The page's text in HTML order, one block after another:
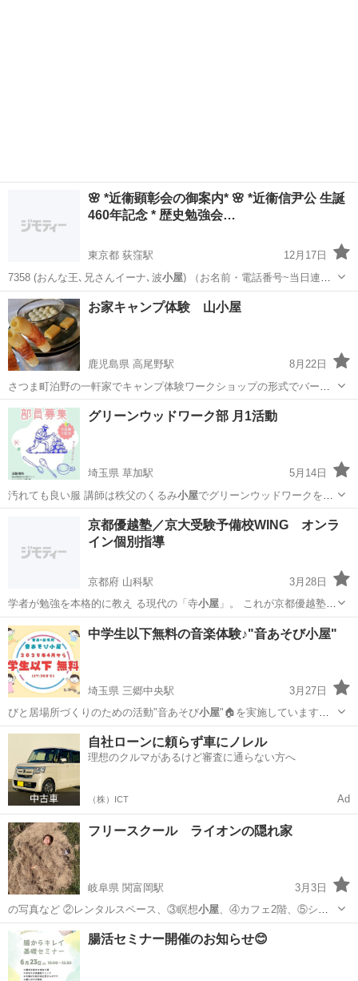
🌸 *近衞顕彰会の御案内* 🌸 *近衞信尹公 生誕
460年記念 * 歴史勉強会…
東京都 荻窪駅
12月17日
7358 (おんな王､兄さんイーナ､波小屋) （お名前・電話番号~当日連絡
用・…
東京 杉並区 荻窪駅 日本文化 文化
お家キャンプ体験 山小屋
鹿児島県 高尾野駅
8月22日
さつま町泊野の一軒家でキャンプ体験ワークショップの形式でバーベ
キュー等を楽しんでいただけます。 ご利用には予約が必要です。 ホー
ムページ https://indoor-camping-yamagoya.jimdofree.c...
鹿児島 薩摩郡 高尾野駅 その他 燻製
グリーンウッドワーク部 月1活動
埼玉県 草加駅
5月14日
汚れても良い服 講師は秩父のくるみ小屋でグリーンウッドワークを長
年続けて来ら…
草加駅 木工 電動工具
京都優越塾／京大受験予備校WING オンラ
イン個別指導
京都府 山科駅
3月28日
学者が勉強を本格的に教え る現代の「寺小屋」。 これが京都優越塾で
す。 実績…
京都 京都市 山科駅 受験 オンライン
中学生以下無料の音楽体験♪"音あそび小屋"
埼玉県 三郷中央駅
3月27日
びと居場所づくりのための活動"音あそび小屋"🏠を実施しています。
今までは施設…
埼玉 三郷市 三郷中央駅 ギター
自社ローンに頼らず車にノレル
理想のクルマがあるけど審査に通らない方へ
（株）ICT Ad
フリースクール ライオンの隠れ家
岐阜県 関富岡駅
3月3日
の写真など ②レンタルスペース、③瞑想小屋、④カフェ2階、⑤シェ
アハウスの部屋⑥…
岐阜 関市 関富岡駅 その他 フリースクール
腸活セミナー開催のお知らせ😊